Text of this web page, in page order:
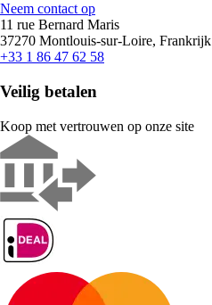
Neem contact op
11 rue Bernard Maris
37270 Montlouis-sur-Loire, Frankrijk
+33 1 86 47 62 58
Veilig betalen
Koop met vertrouwen op onze site